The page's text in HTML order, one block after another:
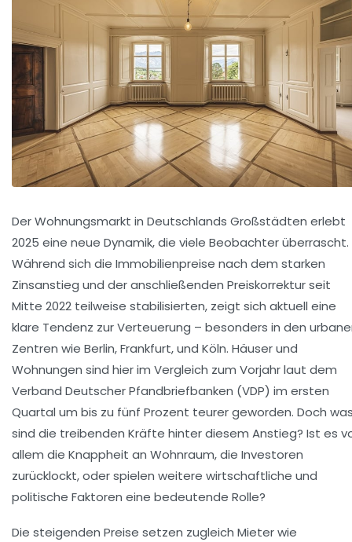
Der Wohnungsmarkt in Deutschlands Großstädten erlebt
2025 eine neue Dynamik, die viele Beobachter überrascht.
Während sich die Immobilienpreise nach dem starken
Zinsanstieg und der anschließenden Preiskorrektur seit
Mitte 2022 teilweise stabilisierten, zeigt sich aktuell eine
klare Tendenz zur Verteuerung – besonders in den
Zentren wie Berlin, Frankfurt, und Köln. Häuser und
Wohnungen sind hier im Vergleich zum Vorjahr laut dem
Verband Deutscher Pfandbriefbanken (VDP) im ersten
Quartal um bis zu fünf Prozent teurer geworden. Doch
sind die treibenden Kräfte hinter diesem Anstieg? Ist es
allem die Knappheit an Wohnraum, die Investoren
zurücklockt, oder spielen weitere wirtschaftliche und
politische Faktoren eine bedeutende Rolle?
Die steigenden Preise setzen zugleich Mieter wie